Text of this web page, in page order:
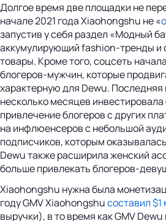
Долгое время две площадки не
начале 2021 года Xiaohongshu не «
запустив у себя раздел «Модный
аккумулирующий fashion-тренды и
товары. Кроме того, соцсеть
блогеров-мужчин, которые
характерную для Dewu. Последняя
несколько месяцев
привлечение блогеров с других
на инфлюенсеров с небольшой
подписчиков, которым
Dewu также расширила женский
больше привлекать блогеров-
Xiaohongshu нужна была
году GMV Xiaohongshuсоставил
выручки), в то время как GMV